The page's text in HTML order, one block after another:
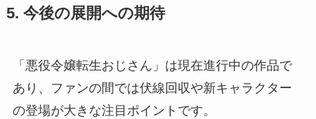
5. 今後の展開への期待
「悪役令嬢転生おじさん」は現在進行中の作品で
あり、ファンの間では伏線回収や新キャラクター
の登場が大きな注目ポイントです。